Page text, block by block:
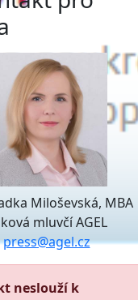
Miloševská, MBA
mluvčí AGEL
press@agel.cz
neslouží k